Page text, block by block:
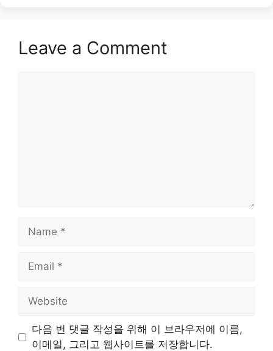
Leave a Comment
Name
Email
Website
다음 번 댓글 작성을 위해 이 브라우저에 이름,
이메일, 그리고 웹사이트를 저장합니다.